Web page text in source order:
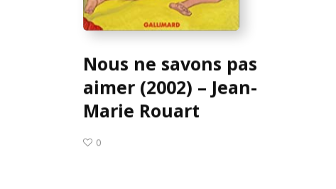
Nous ne savons pas
aimer (2002) – Jean-
Marie Rouart
0